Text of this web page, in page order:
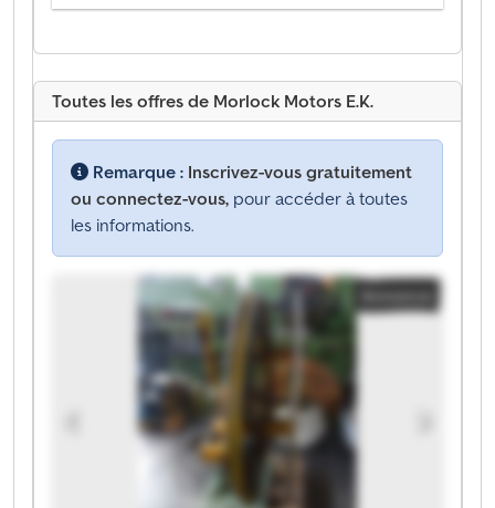
Toutes les offres de Morlock Motors E.K.
Remarque : Inscrivez-vous gratuitement
ou connectez-vous, pour accéder à toutes
les informations.
Annonce